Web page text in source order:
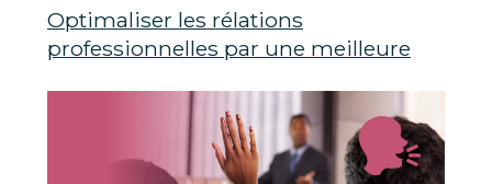
Optimaliser les rélations
professionnelles par une meilleure